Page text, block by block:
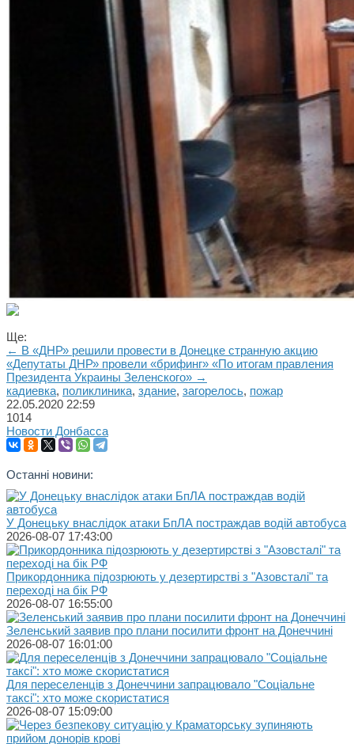
Ще:
← В «ДНР» решили провести в Донецке странную акцию
«Депутаты ДНР» провели «брифинг» «По итогам правления
Президента Украины Зеленского» →
кадиевка, поликлиника, здание, загорелось, пожар
22.05.2020 22:59
1014
Новости Донбасса
Останні новини:
У Донецьку внаслідок атаки БпЛА постраждав водій автобуса
2026-08-07 17:43:00
Прикордонника підозрюють у дезертирстві з "Азовсталі" та
переході на бік РФ
2026-08-07 16:55:00
Зеленський заявив про плани посилити фронт на Донеччині
2026-08-07 16:01:00
Для переселенців з Донеччини запрацювало "Соціальне
таксі": хто може скористатися
2026-08-07 15:09:00